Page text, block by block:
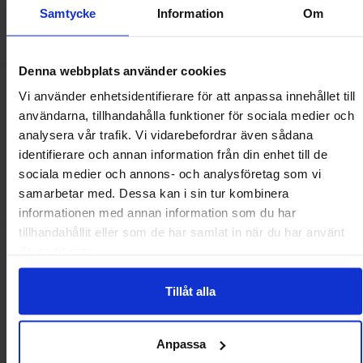
Samtycke Information Om
Denna webbplats använder cookies
Vi använder enhetsidentifierare för att anpassa innehållet till
användarna, tillhandahålla funktioner för sociala medier och
analysera vår trafik. Vi vidarebefordrar även sådana
identifierare och annan information från din enhet till de
sociala medier och annons- och analysföretag som vi
samarbetar med. Dessa kan i sin tur kombinera
informationen med annan information som du har
tillhandahållit eller som de har samlat in när du har använt
Tillåt alla
Anpassa
Lagervara, 208 m
Enhet: Enhet:
st
Crimptång koaxial RG58 RG62